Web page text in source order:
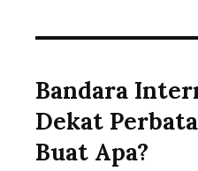
Bandara
Dekat
Buat Apa?